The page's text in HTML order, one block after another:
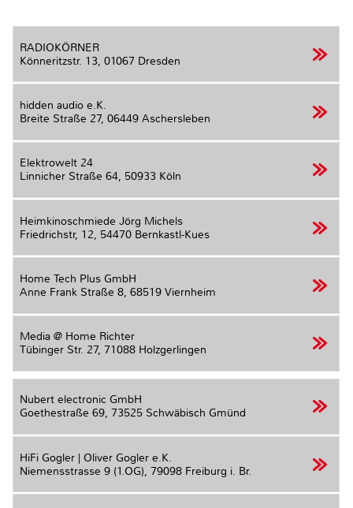
RADIOKÖRNER
Könneritzstr. 13, 01067 Dresden
hidden audio e.K.
Breite Straße 27, 06449 Aschersleben
Elektrowelt 24
Linnicher Straße 64, 50933 Köln
Heimkinoschmiede Jörg Michels
Friedrichstr, 12, 54470 Bernkastl-Kues
Home Tech Plus GmbH
Anne Frank Straße 8, 68519 Viernheim
Media @ Home Richter
Tübinger Str. 27, 71088 Holzgerlingen
Nubert electronic GmbH
Goethestraße 69, 73525 Schwäbisch Gmünd
HiFi Gogler | Oliver Gogler e.K.
Niemensstrasse 9 (1.OG), 79098 Freiburg i. Br.